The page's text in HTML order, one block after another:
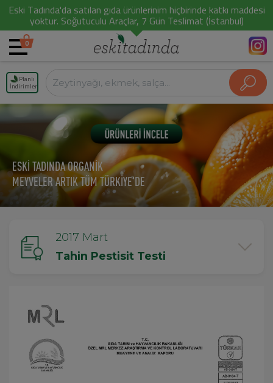
Eski Tadında'da satılan gıda ürünlerinim hiçbirinde katkı maddesi
yoktur. Soğutuculu Araçlar, 7 Gün Teslimat (İstanbul)
0
Planlı
İndirimler
ESKİ TADINDA ORGANİK
MEYVELER ARTIK TÜM TÜRKİYE'DE
2017 Mart
Tahin Pestisit Testi